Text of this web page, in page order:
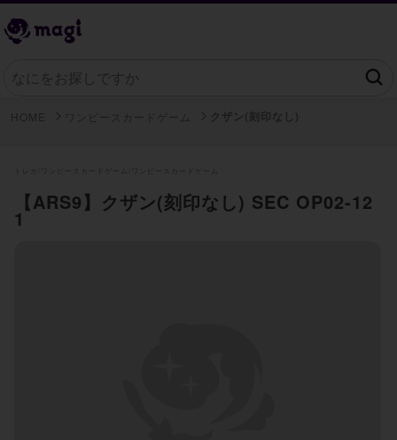
【ARS9】クザン(刻印なし) SEC OP02-12
1